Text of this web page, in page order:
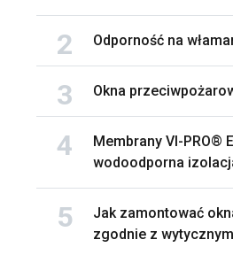
Odporność na
Okna
Membrany VI-PRO®
wodoodporna
Jak zamontować
zgodnie z